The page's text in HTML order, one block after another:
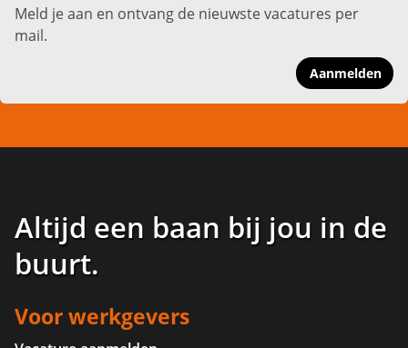
Meld je aan en ontvang de nieuwste vacatures per
mail.
Aanmelden
Altijd een baan bij jou in de
buurt.
Voor werkgevers